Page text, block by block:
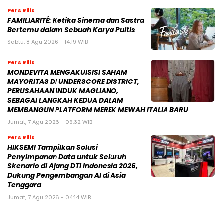
Pers Rilis
FAMILIARITÉ: Ketika Sinema dan Sastra
Bertemu dalam Sebuah Karya Puitis
Sabtu, 8 Agu 2026 - 14:19 WIB
Pers Rilis
MONDEVITA MENGAKUISISI SAHAM
MAYORITAS DI UNDERSCORE DISTRICT,
PERUSAHAAN INDUK MAGLIANO,
SEBAGAI LANGKAH KEDUA DALAM
MEMBANGUN PLATFORM MEREK MEWAH ITALIA BARU
Jumat, 7 Agu 2026 - 09:32 WIB
Pers Rilis
HIKSEMI Tampilkan Solusi
Penyimpanan Data untuk Seluruh
Skenario di Ajang DTI Indonesia 2026,
Dukung Pengembangan AI di Asia
Tenggara
Jumat, 7 Agu 2026 - 04:14 WIB